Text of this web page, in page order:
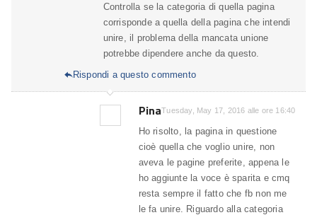
Controlla se la categoria di quella pagina
corrisponde a quella della pagina che intendi
unire, il problema della mancata unione
potrebbe dipendere anche da questo.
Rispondi a questo commento
PinaTuesday, May 17, 2016 alle ore 16:40
Ho risolto, la pagina in questione
cioè quella che voglio unire, non
aveva le pagine preferite, appena le
ho aggiunte la voce è sparita e cmq
resta sempre il fatto che fb non me
le fa unire. Riguardo alla categoria